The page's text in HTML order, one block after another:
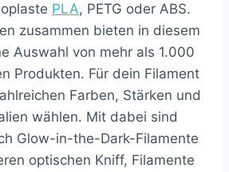
PLA, PETG oder ABS.
zusammen bieten in diesem
Auswahl von mehr als 1.000
Produkten. Für dein Filament
Farben, Stärken und
wählen. Mit dabei sind
Glow-in-the-Dark-Filamente
optischen Kniff, Filamente